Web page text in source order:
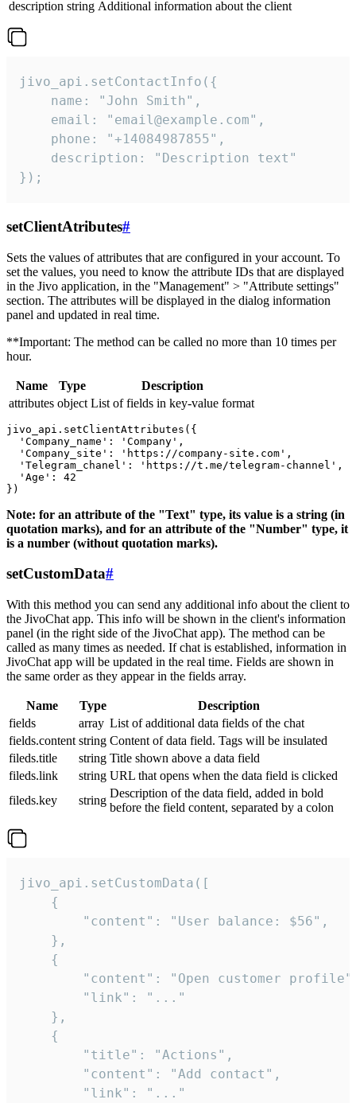
description string Additional information about the client
jivo_api.setContactInfo({
    name: "John Smith",
    email: "email@example.com",
    phone: "+14084987855",
    description: "Description text"
});
setClientAtributes#
Sets the values ​​of attributes that are configured in your account. To
set the values, you need to know the attribute IDs that are displayed
in the Jivo application, in the "Management" > "Attribute settings"
section. The attributes will be displayed in the dialog information
panel and updated in real time.
**Important: The method can be called no more than 10 times per
hour.
Name Type
Description
attributes object List of fields in key-value format
jivo_api.setClientAttributes({
  'Company_name': 'Company',
  'Company_site': 'https://company-site.com',
  'Telegram_chanel': 'https://t.me/telegram-channel',
  'Age': 42
Note: for an attribute of the "Text" type, its value is a string (in
quotation marks), and for an attribute of the "Number" type, it
is a number (without quotation marks).
setCustomData#
With this method you can send any additional info about the client to
the JivoChat app. This info will be shown in the client's information
panel (in the right side of the JivoChat app). The method can be
called as many times as needed. If chat is established, information in
JivoChat app will be updated in the real time. Fields are shown in
the same order as they appear in the fields array.
Name Type
Description
fields
array List of additional data fields of the chat
fields.content string Content of data field. Tags will be insulated
fileds.title
string Title shown above a data field
fileds.link
string URL that opens when the data field is clicked
fileds.key
string
Description of the data field, added in bold
before the field content, separated by a colon
jivo_api.setCustomData([
    {
        "content": "User balance: $56",
    },
    {
"content": "Open customer
        "link": "..."
    },
    {
        "title": "Actions",
        "content": "Add contact",
        "link": "..."